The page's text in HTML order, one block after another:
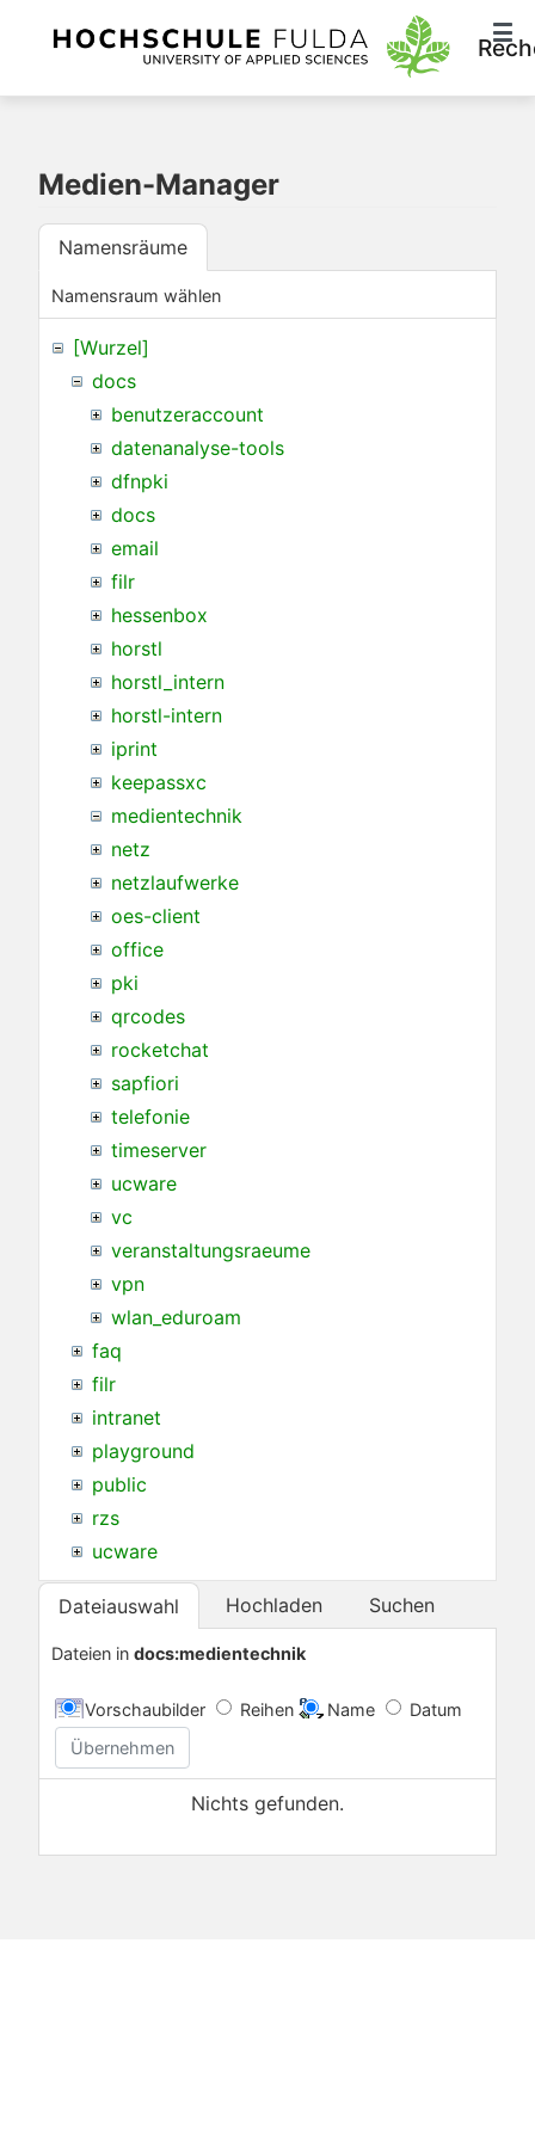
Medien-Manager
Namensräume
Namensraum wählen
[Wurzel]
docs
benutzeraccount
datenanalyse-tools
dfnpki
docs
email
filr
hessenbox
horstl
horstl_intern
horstl-intern
iprint
keepassxc
medientechnik
netz
netzlaufwerke
oes-client
office
pki
qrcodes
rocketchat
sapfiori
telefonie
timeserver
ucware
vc
veranstaltungsraeume
vpn
wlan_eduroam
faq
filr
intranet
playground
public
rzs
ucware
Dateiauswahl Hochladen Suchen
Dateien in docs:medientechnik
Vorschaubilder Reihen Name
Datum
Übernehmen
Nichts gefunden.